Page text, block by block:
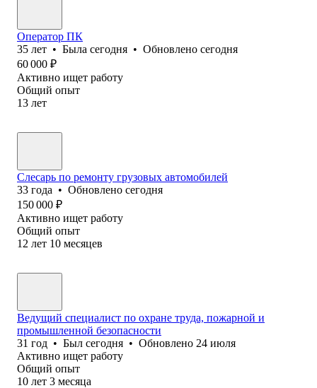
Оператор ПК
35 лет • Была сегодня • Обновлено сегодня
60 000 ₽
Активно ищет работу
Общий опыт
13 лет
Слесарь по ремонту грузовых автомобилей
33 года • Обновлено сегодня
150 000 ₽
Активно ищет работу
Общий опыт
12 лет 10 месяцев
Ведущий специалист по охране труда, пожарной и
промышленной безопасности
31 год • Был сегодня • Обновлено 24 июля
Активно ищет работу
Общий опыт
10 лет 3 месяца